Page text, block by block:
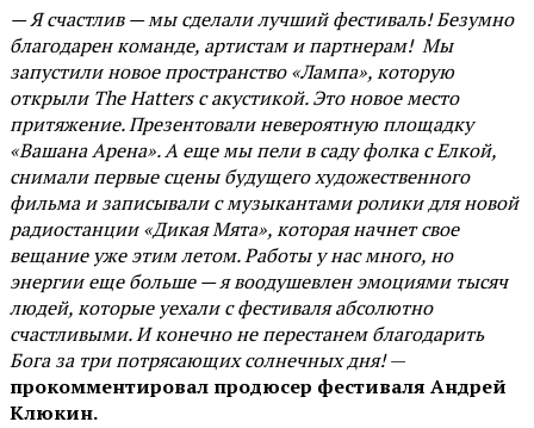
— Я счастлив — мы сделали лучший фестиваль! Безумно
благодарен команде, артистам и партнерам! Мы
запустили новое пространство «Лампа», которую
открыли The Hatters с акустикой. Это новое место
притяжение. Презентовали невероятную площадку
«Вашана Арена». А еще мы пели в саду фолка с Елкой,
снимали первые сцены будущего художественного
фильма и записывали с музыкантами ролики для новой
радиостанции «Дикая Мята», которая начнет свое
вещание уже этим летом. Работы у нас много, но
энергии еще больше — я воодушевлен эмоциями тысяч
людей, которые уехали с фестиваля абсолютно
счастливыми. И конечно не перестанем благодарить
Бога за три потрясающих солнечных дня!—
прокомментировал продюсер фестиваля Андрей
Клюкин.